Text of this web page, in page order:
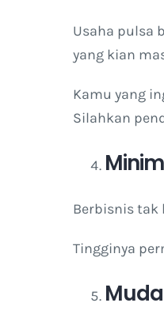
Usaha pulsa
yang kian
Kamu yang
Silahkan
Berbisnis tak
Tingginya